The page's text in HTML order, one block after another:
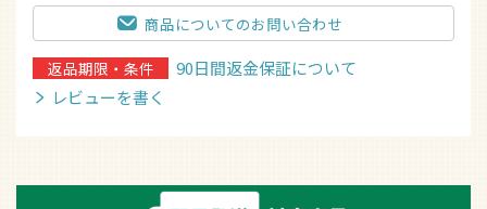
商品についてのお問い合わせ
返品期限・条件
90日間返金保証について
レビューを書く